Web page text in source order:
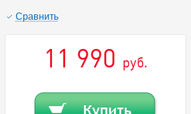
Cравнить
11 990 руб.